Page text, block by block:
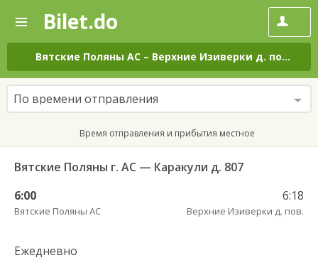
—
Поиск
и
покупка
билетов
на
автобус
онлайн
Bilet.do
Вятские Поляны АС – Верхние Изиверки д. пов.
По времени отправления
Время отправления и прибытия местное
Вятские Поляны г. АС — Каракули д. 807
6:00
Вятские Поляны АС
6:18
Верхние Изиверки д. пов.
Ежедневно